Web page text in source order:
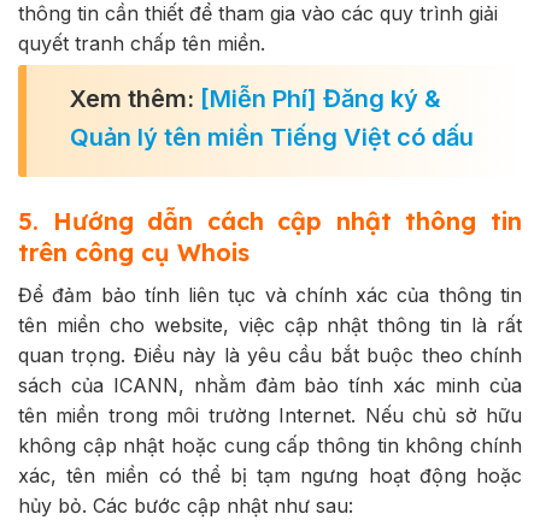
thông tin cần thiết để tham gia vào các quy trình giải
quyết tranh chấp tên miền.
Xem thêm: [Miễn Phí] Đăng ký &
Quản lý tên miền Tiếng Việt có dấu
5. Hướng dẫn cách cập nhật thông tin
trên công cụ Whois
Để đảm bảo tính liên tục và chính xác của thông tin
tên miền cho website, việc cập nhật thông tin là rất
quan trọng. Điều này là yêu cầu bắt buộc theo chính
sách của ICANN, nhằm đảm bảo tính xác minh của
tên miền trong môi trường Internet. Nếu chủ sở hữu
không cập nhật hoặc cung cấp thông tin không chính
xác, tên miền có thể bị tạm ngưng hoạt động hoặc
hủy bỏ. Các bước cập nhật như sau: